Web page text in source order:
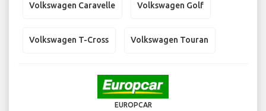
Volkswagen Caravelle Volkswagen Golf
Volkswagen T-Cross Volkswagen Touran
EUROPCAR